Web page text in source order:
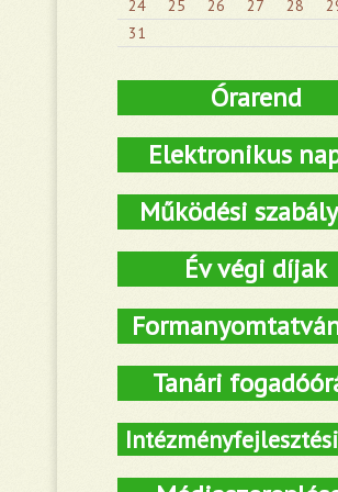
24 25 26 27 28
31
Órarend
Elektronikus
Működési
Év végi díjak
Tanári